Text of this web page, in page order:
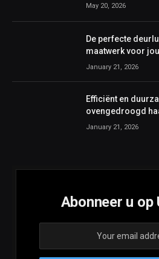
May 20, 2026
De perfecte
maatwerk voor
January 21, 2026
Efficiënt en
ovengedroogd
January 21, 2026
Abonneer u op